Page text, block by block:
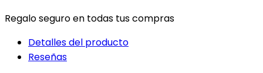
Regalo seguro en todas tus compras
Detalles del producto
Reseñas